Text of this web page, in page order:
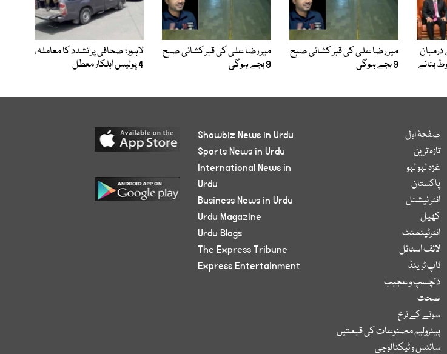
درمیان
بنانے
میر رضا علی کی قبر کشائی صبح
9 بجے ہوگی
میر رضا علی کی قبر کشائی صبح
9 بجے ہوگی
لاہور؛ صحافی پر تشدد کا معاملہ،
4 پولیس اہلکار معطل
صفحۂ اول
تازہ ترین
غزہ لہو لہو
پاکستان
انٹر نیشنل
کھیل
انٹرٹینمنٹ
لائف اسٹائل
ٹاپ ٹرینڈ
دلچسپ و عجیب
صحت
سونے کے نرخ
پیٹرولیم مصنوعات کی قیمتیں
سائنس و ٹیکنالوجی
Showbiz News in Urdu
Sports News in Urdu
International News in
Urdu
Business News in Urdu
Urdu Magazine
Urdu Blogs
The Express Tribune
Express Entertainment